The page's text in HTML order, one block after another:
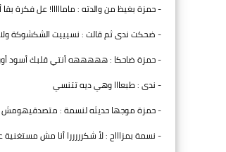
- حمزة بغيظ من والدته : مامااااا! عل فكرة
- ضحكت ندى ثم قالت : نسيييت الشكشوكة ولا
- حمزة ضاحكا : هههههه أنتي قلبك أسود
- ندى : طبعااا وهي ديه تتنسي
- حمزة موجها حديثه لنسمة : متصدقيهومش
- نسمة بمزاااح : لأ شكرررررا أنا مش